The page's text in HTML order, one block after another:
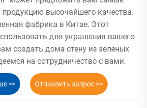
высочайшего качества.
фабрика в Китае. Этот
для украшения вашего
создать дома стену из зеленых
на сотрудничество с вами.
>> Отправить запрос >>